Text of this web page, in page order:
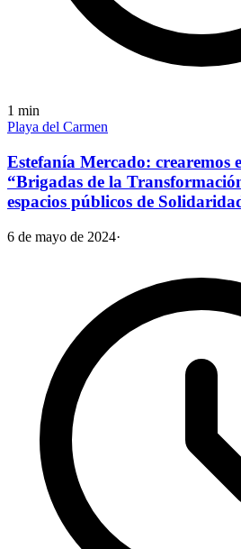
1 min
Playa del Carmen
Estefanía Mercado: crearemos
“Brigadas de la
espacios públicos de
6 de mayo de 2024·